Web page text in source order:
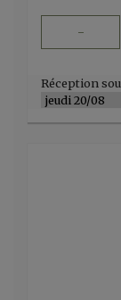
-
Réception